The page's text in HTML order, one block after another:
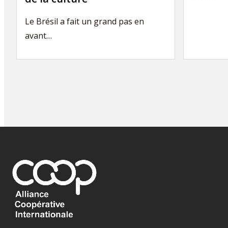
Le Brésil a fait un grand pas en
avant…